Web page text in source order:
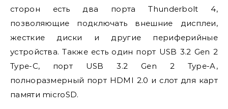
сторон есть два порта Thunderbolt 4,
позволяющие подключать внешние дисплеи,
жесткие диски и другие периферийные
устройства. Также есть один порт USB 3.2 Gen 2
Type-C, порт USB 3.2 Gen 2 Type-A,
полноразмерный порт HDMI 2.0 и слот для карт
памяти microSD.